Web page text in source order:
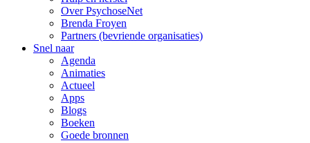
Over PsychoseNet
Brenda Froyen
Partners (bevriende organisaties)
Snel naar
Agenda
Animaties
Actueel
Apps
Blogs
Boeken
Goede bronnen